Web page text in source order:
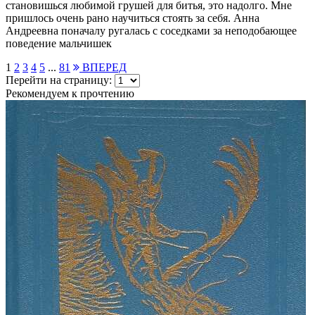
становишься любимой грушей для битья, это надолго. Мне
пришлось очень рано научиться стоять за себя. Анна
Андреевна поначалу ругалась с соседками за неподобающее
поведение мальчишек
1 2 3 4 5 ... 81
ВПЕРЕД
Перейти на страницу:
Рекомендуем к прочтению